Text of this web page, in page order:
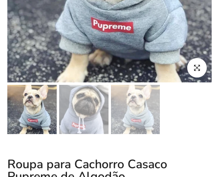
Clique para
Roupa para Cachorro Casaco